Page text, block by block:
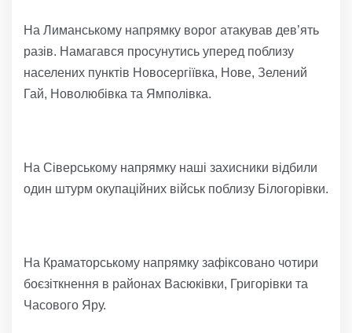
На Лиманському напрямку ворог атакував дев’ять
разів. Намагався просунутись уперед поблизу
населених пунктів Новосергіївка, Нове, Зелений
Гай, Новолюбівка та Ямполівка.
На Сіверському напрямку наші захисники відбили
один штурм окупаційних військ поблизу Білогорівки.
На Краматорському напрямку зафіксовано чотири
боєзіткнення в районах Васюківки, Григорівки та
Часового Яру.